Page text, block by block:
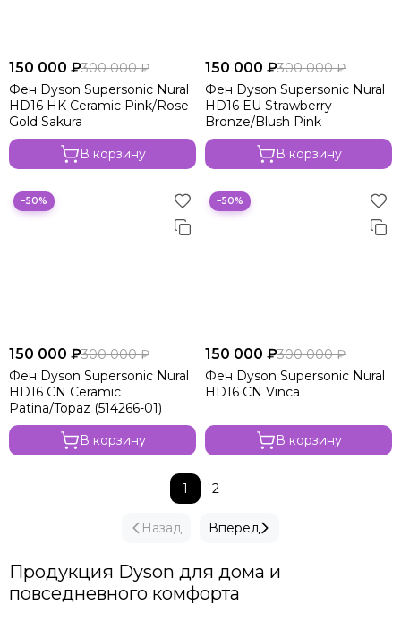
150 000 ₽300 000 ₽
Фен Dyson Supersonic Nural
HD16 HK Ceramic Pink/Rose
Gold Sakura
В корзину
150 000 ₽300 000 ₽
Фен Dyson Supersonic Nural
HD16 EU Strawberry
Bronze/Blush Pink
В корзину
−50%
150 000 ₽300 000 ₽
Фен Dyson Supersonic Nural
HD16 CN Ceramic
Patina/Topaz (514266-01)
В корзину
−50%
150 000 ₽300 000 ₽
Фен Dyson Supersonic Nural
HD16 CN Vinca
В корзину
Назад
1 2
Вперед
Продукция Dyson для дома и
повседневного комфорта